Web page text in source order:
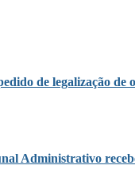
de legalização de
Administrativo